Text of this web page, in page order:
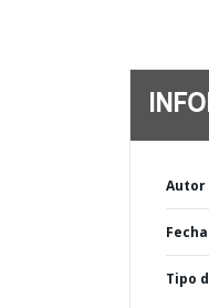
Autor
Tipo